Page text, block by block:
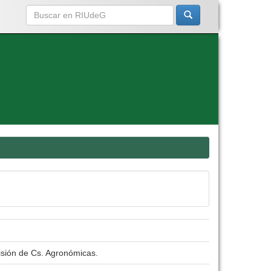
de Cs. Agronómicas.